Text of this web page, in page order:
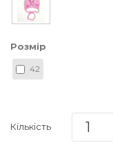
Розмір
42
Кількість